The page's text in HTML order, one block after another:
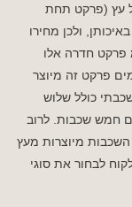
עץ (פרקט תחת
ולכן מחירו
פרקט חדרה אלו
פרקט זה מיוצר
כולל שלוש
חמש שכבות. לרוב
מיוצרות מעץ
לבחור את סוגי